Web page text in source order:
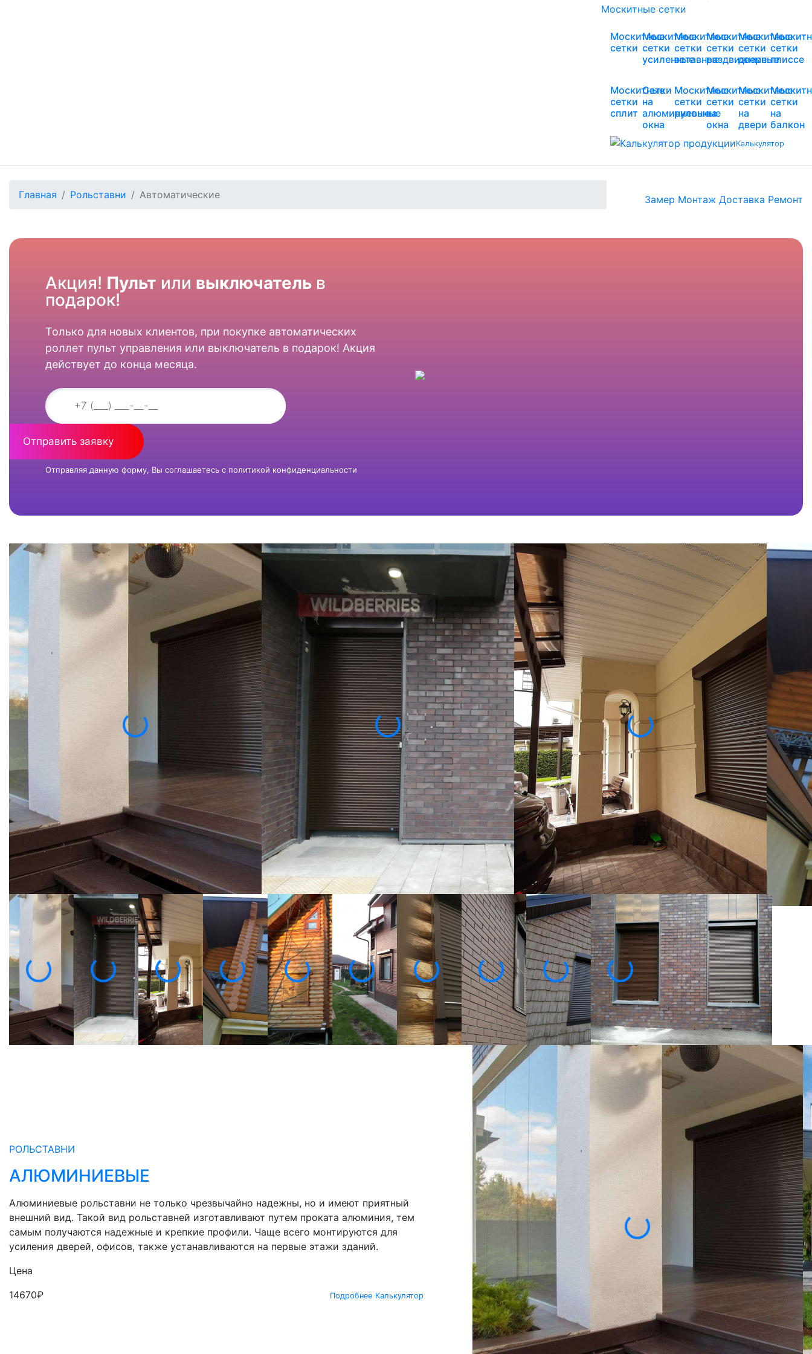
Москитные сетки
Москитные
сетки
Москитные
сетки
усиленные
Москитные
сетки
вставные
Москитные
сетки
раздвижные
Москитные
сетки
дверные
сетки
плиссе
Москитные
сетки
сплит
Сетки
на
алюминиевые
окна
Москитные
сетки
рулонные
Москитные
сетки
на
окна
Москитные
сетки
на
двери
сетки
на
балкон
Калькулятор
Главная Рольставни Автоматические Замер Монтаж Доставка Ремонт
Акция! Пульт или выключатель в
подарок!
Только для новых клиентов, при покупке автоматических
роллет пульт управления или выключатель в подарок! Акция
действует до конца месяца.
Отправить заявку
Отправляя данную форму, Вы соглашаетесь с политикой конфиденциальности
РОЛЬСТАВНИ
АВТОМАТИЧЕСКИЕ
Рольставни с электроприводом относятся к автоматическому классу, поскольку такая система
управления автоматизирована. Такие «умные» устройства и удобные приспособления
значительно упрощают быт человека.
Изготовим по вашим размерам
От производителя под ключ
2 года гарантии
Собственное производство
Цена
14670₽
Консультация специалиста Купить в 1 клик
Замер, доставка и монтаж
бесплатно!
Посмотреть образец в шоу-руме
РОЛЬСТАВНИ
АЛЮМИНИЕВЫЕ
Алюминиевые рольставни не только чрезвычайно надежны, но и имеют приятный
внешний вид. Такой вид рольставней изготавливают путем проката алюминия, тем
самым получаются надежные и крепкие профили. Чаще всего монтируются для
усиления дверей, офисов, также устанавливаются на первые этажи зданий.
Цена
14670₽ Подробнее Калькулятор